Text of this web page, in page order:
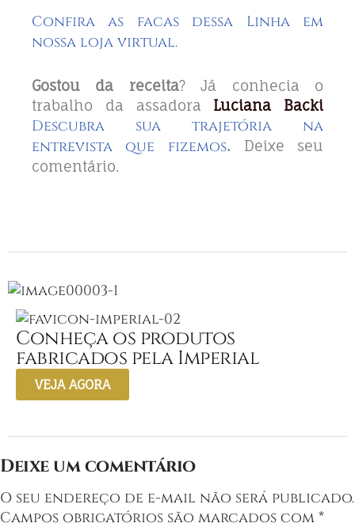
Confira as facas dessa Linha em
nossa loja virtual.
Gostou da receita? Já conhecia o
trabalho da assadora
Luciana Backi
Descubra sua trajetória na
entrevista que fizemos. Deixe seu
comentário.
Conheça os produtos
fabricados pela Imperial
VEJA AGORA
Deixe um comentário
O seu endereço de e-mail não será publicado.
Campos obrigatórios são marcados com *